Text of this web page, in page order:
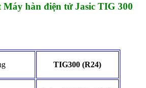
hàn điện tử Jasic TIG 300
TIG300 (R24)